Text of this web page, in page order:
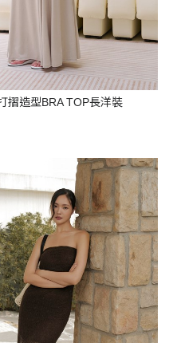
摺造型BRA TOP長洋裝